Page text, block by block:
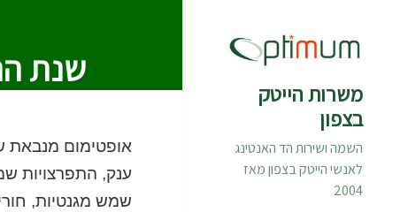
משרות הייטק
בצפון
השמה ושירות הד האנטינג
לאנשי הייטק בצפון מאז
2004
שנת
אופטימום מנבאת
ענק, התפרצויות
שמש מגנטיות,